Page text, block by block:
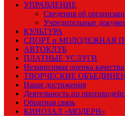
УПРАВЛЕНИЕ
Сведения об
Учредительные
КУЛЬТУРА
СПОРТ и МОЛОДЕЖНАЯ
АВТОКЛУБ
ПЛАТНЫЕ УСЛУГИ
Независимая оценка
ТВОРЧЕСКИЕ
Наши достижения
Деятельность по
Обратная связь
КИНОЗАЛ «МОДЕРН»